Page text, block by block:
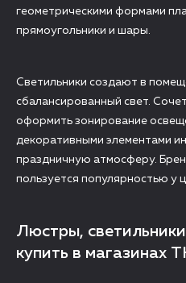
геометрическими формами
прямоугольники и шары.
Светильники создают в
сбалансированный свет.
оформить зонирование
декоративными элементами
праздничную атмосферу.
пользуется популярностью у
Люстры,
купить в магазинах